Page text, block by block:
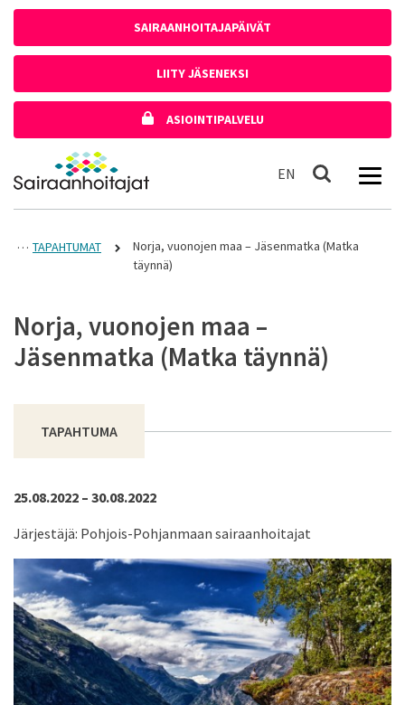
SAIRAANHOITAJAPÄIVÄT
LIITY JÄSENEKSI
ASIOINTIPALVELU
Etusivulle
EN In English
Haku
TAPAHTUMAT
Norja, vuonojen maa – Jäsenmatka (Matka
täynnä)
Norja, vuonojen maa –
Jäsenmatka (Matka täynnä)
TAPAHTUMA
25.08.2022 – 30.08.2022
Järjestäjä: Pohjois-Pohjanmaan sairaanhoitajat